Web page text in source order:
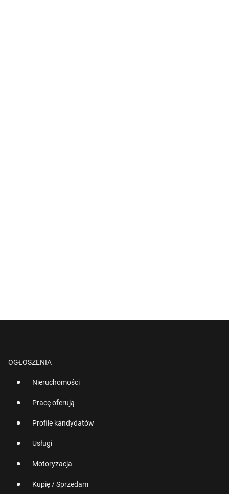
OGŁOSZENIA
Nieruchomości
Pracę oferują
Profile kandydatów
Usługi
Motoryzacja
Kupię / Sprzedam